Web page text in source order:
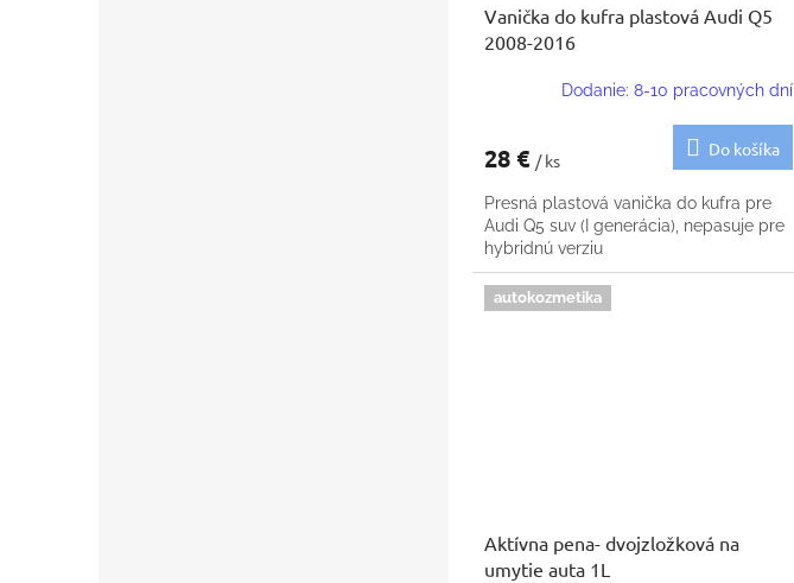
Vanička do kufra plastová Audi Q5
2008-2016
Dodanie: 8-10 pracovných dní
28 € / ks
Do košíka
Presná plastová vanička do kufra pre
Audi Q5 suv (I generácia), nepasuje pre
hybridnú verziu
autokozmetika
Aktívna pena- dvojzložková na
umytie auta 1L